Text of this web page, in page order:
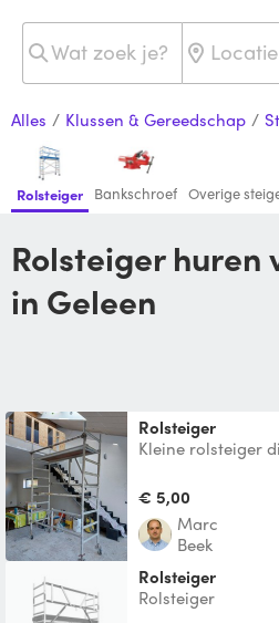
Alles / Klussen & Gereedschap /
Rolsteiger Bankschroef Overige
Rolsteiger huren van je buren
in Geleen
Rolsteiger
Kleine rolsteiger
€ 5,00
Marc
Beek
Rolsteiger
Rolsteiger